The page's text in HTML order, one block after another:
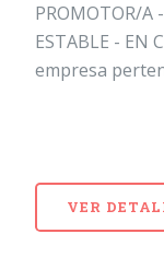
PROMOTOR/A
ESTABLE - EN
empresa
VER